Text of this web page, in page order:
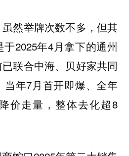
然举牌次数不多，但其
于2025年4月拿下的通州
联合中海、贝好家共同
年7月首开即爆、全年
价走量，整体去化超8